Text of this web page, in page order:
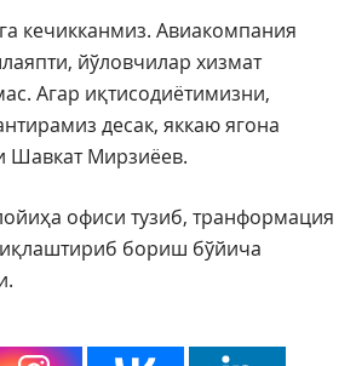
кечикканмиз. Авиакомпания
йўловчилар хизмат
Агар иқтисодиётимизни,
десак, яккаю ягона
Шавкат Мирзиёев.
офиси тузиб, транформация
бориш бўйича